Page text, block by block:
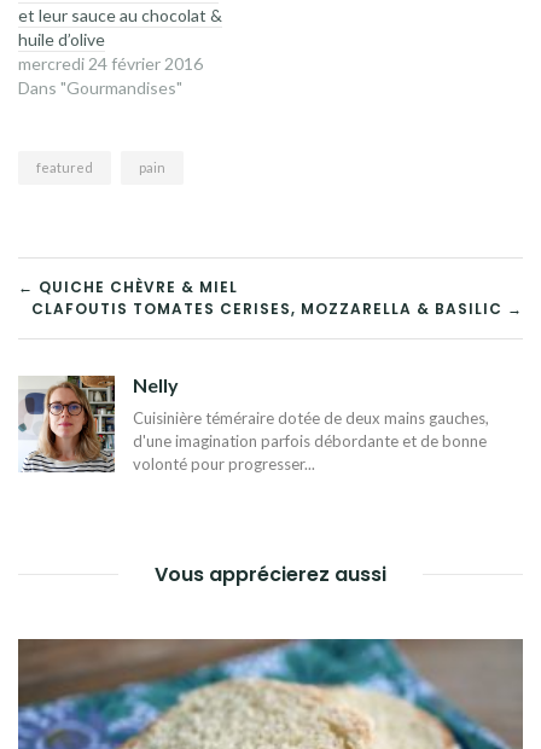
et leur sauce au chocolat &
huile d’olive
mercredi 24 février 2016
Dans "Gourmandises"
featured pain
NAVIGATION
DE
L’ARTICLE
← QUICHE CHÈVRE & MIEL
CLAFOUTIS TOMATES CERISES, MOZZARELLA & BASILIC →
Nelly
Cuisinière téméraire dotée de deux mains gauches,
d'une imagination parfois débordante et de bonne
volonté pour progresser...
Vous apprécierez aussi